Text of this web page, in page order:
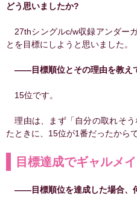
どう思いましたか?
27thシングルc/w収録アンダー
とを目標にしようと思いました。
――目標順位とその理由を教え
15位です。
理由は、まず「自分の取れそう
たときに、15位が1番だったからで
目標達成でギャルメ
――目標順位を達成した場合、